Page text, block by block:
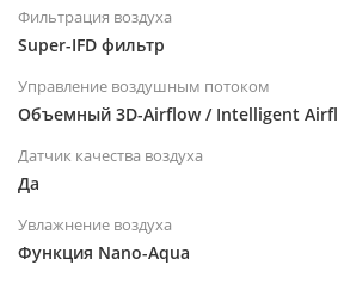
Фильтрация воздуха
Super-IFD фильтр
Управление воздушным потоком
Объемный 3D-Airflow / Intelligent
Датчик качества воздуха
Да
Увлажнение воздуха
Функция Nano-Aqua